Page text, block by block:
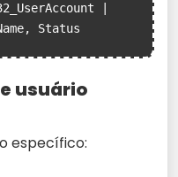
|
usuário
específico: